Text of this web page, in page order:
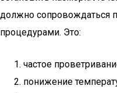
должно сопровождаться
процедурами. Это:
частое
понижение